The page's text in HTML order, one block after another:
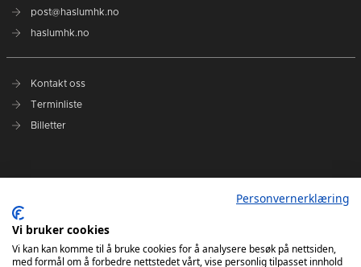
post@haslumhk.no
haslumhk.no
Kontakt oss
Terminliste
Billetter
Ansvarlig redaktør: Tore Solberg
Personvernerklæring
Vi bruker cookies
Vi kan kan komme til å bruke cookies for å analysere besøk på nettsiden,
med formål om å forbedre nettstedet vårt, vise personlig tilpasset innhold